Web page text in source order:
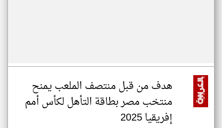
هدف من قبل منتصف الملعب يمنح
منتخب مصر بطاقة التأهل لكأس أمم
إفريقيا 2025